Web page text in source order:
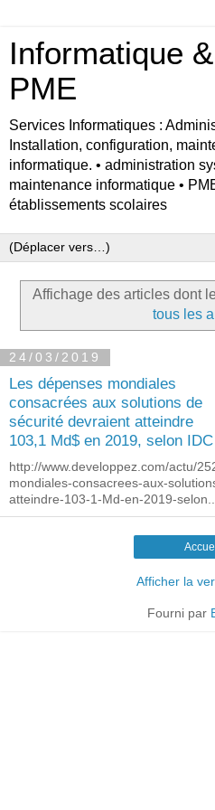
Informatique
PME
Services Informatiques :
Installation, configuration,
informatique. • administration
maintenance informatique •
établissements scolaires
Affichage des articles dont
tous les
24/03/2019
Les dépenses mondiales
consacrées aux solutions de
sécurité devraient atteindre
103,1 Md$ en 2019, selon IDC
http://www.developpez.com/actu/
mondiales-consacrees-aux-
atteindre-103-1-Md-en-2019-selon...
Afficher la
Fourni par